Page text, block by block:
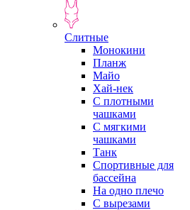
Слитные
Монокини
Планж
Майо
Хай-нек
С плотными
чашками
С мягкими
чашками
Танк
Спортивные для
бассейна
На одно плечо
С вырезами